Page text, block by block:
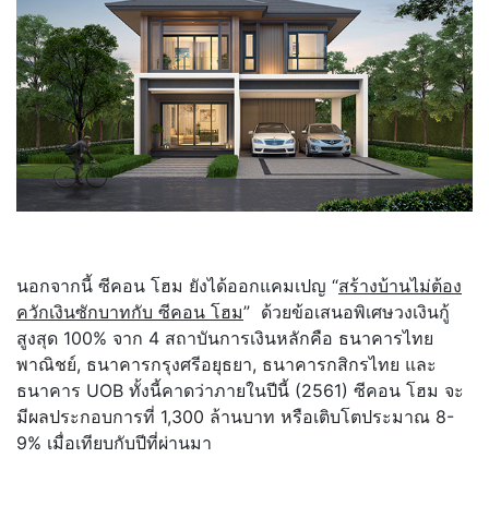
นอกจากนี้ ซีคอน โฮม ยังได้ออกแคมเปญ “สร้างบ้านไม่ต้อง
ควักเงินซักบาทกับ ซีคอน โฮม” ด้วยข้อเสนอพิเศษวงเงินกู้
สูงสุด 100% จาก 4 สถาบันการเงินหลักคือ ธนาคารไทย
พาณิชย์, ธนาคารกรุงศรีอยุธยา, ธนาคารกสิกรไทย และ
ธนาคาร UOB ทั้งนี้คาดว่าภายในปีนี้ (2561) ซีคอน โฮม จะ
มีผลประกอบการที่ 1,300 ล้านบาท หรือเติบโตประมาณ 8-
9% เมื่อเทียบกับปีที่ผ่านมา